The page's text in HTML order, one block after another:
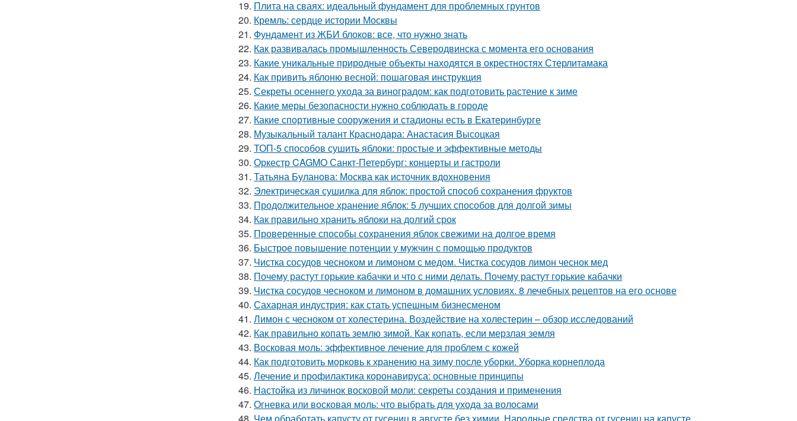
19. Плита на сваях: идеальный фундамент для проблемных грунтов
20. Кремль: сердце истории Москвы
21. Фундамент из ЖБИ блоков: все, что нужно знать
22. Как развивалась промышленность Северодвинска с момента его основания
23. Какие уникальные природные объекты находятся в окрестностях Стерлитамака
24. Как привить яблоню весной: пошаговая инструкция
25. Секреты осеннего ухода за виноградом: как подготовить растение к зиме
26. Какие меры безопасности нужно соблюдать в городе
27. Какие спортивные сооружения и стадионы есть в Екатеринбурге
28. Музыкальный талант Краснодара: Анастасия Высоцкая
29. ТОП-5 способов сушить яблоки: простые и эффективные методы
30. Оркестр CAGMO Санкт-Петербург: концерты и гастроли
31. Татьяна Буланова: Москва как источник вдохновения
32. Электрическая сушилка для яблок: простой способ сохранения фруктов
33. Продолжительное хранение яблок: 5 лучших способов для долгой зимы
34. Как правильно хранить яблоки на долгий срок
35. Проверенные способы сохранения яблок свежими на долгое время
36. Быстрое повышение потенции у мужчин с помощью продуктов
37. Чистка сосудов чесноком и лимоном с медом. Чистка сосудов лимон чеснок мед
38. Почему растут горькие кабачки и что с ними делать. Почему растут горькие кабачки
39. Чистка сосудов чесноком и лимоном в домашних условиях. 8 лечебных рецептов на его основе
40. Сахарная индустрия: как стать успешным бизнесменом
41. Лимон с чесноком от холестерина. Воздействие на холестерин – обзор исследований
42. Как правильно копать землю зимой. Как копать, если мерзлая земля
43. Восковая моль: эффективное лечение для проблем с кожей
44. Как подготовить морковь к хранению на зиму после уборки. Уборка корнеплода
45. Лечение и профилактика коронавируса: основные принципы
46. Настойка из личинок восковой моли: секреты создания и применения
47. Огневка или восковая моль: что выбрать для ухода за волосами